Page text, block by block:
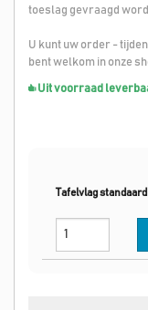
toeslag gevraagd
U kunt uw order -
bent welkom in onze
Uit voorraad
Tafelvlag